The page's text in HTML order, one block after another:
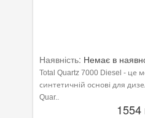
Трансмісійні оливи
Сервісні продукти
Наявність: Немає в
Total Quartz 7000 Diesel - це
синтетичній основі для
Quar..
1554